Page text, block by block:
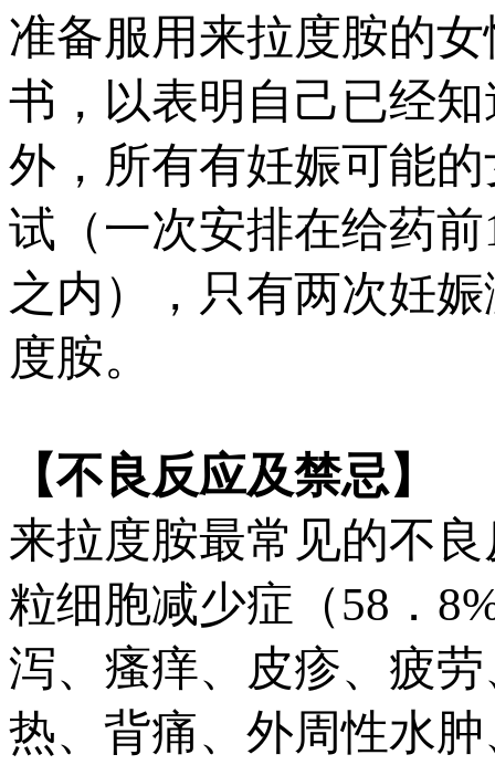
准备服用来拉度胺的
书，以表明自己已经
外，所有有妊娠可能
试（一次安排在给药
之内），只有两次妊
度胺。
【不良反应及禁忌】
来拉度胺最常见的不
粒细胞减少症（58．
泻、瘙痒、皮疹、疲
热、背痛、外周性水